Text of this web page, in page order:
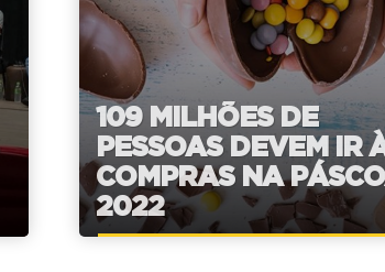
109 MILHÕES DE
PESSOAS DEVEM IR
COMPRAS NA
2022